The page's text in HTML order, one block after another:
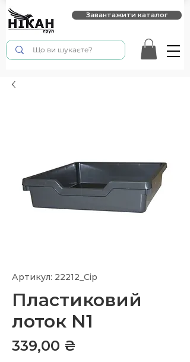
Завантажити каталог
Артикул: 22212_Сір
Пластиковий
лоток N1
339,00 ₴